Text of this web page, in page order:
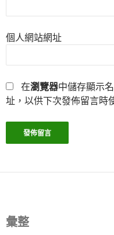
個人網站網址
在瀏覽器中儲存顯示
址，以供下次發佈留言時
彙整